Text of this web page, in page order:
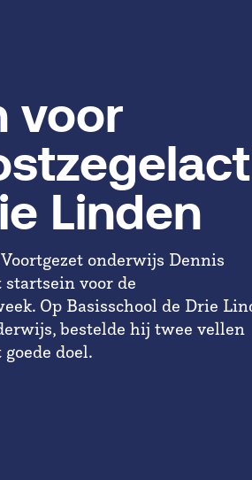
voor
Linden
onderwijs Dennis
voor de
Op Basisschool de Drie
bestelde hij twee vellen
doel.